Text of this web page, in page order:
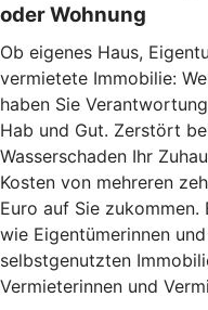
oder Wohnung
Ob eigenes Haus,
vermietete Immobilie:
haben Sie
Hab und Gut. Zerstört
Wasserschaden Ihr
Kosten von mehreren
Euro auf Sie zukommen.
wie Eigentümerinnen
selbstgenutzten
Vermieterinnen und